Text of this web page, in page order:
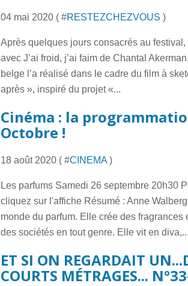
04 mai 2020 ( #RESTEZCHEZVOUS )
Après quelques jours consacrés au
avec J’ai froid, j’ai faim de Chantal
belge l’a réalisé dans le cadre du film à
après », inspiré du projet «...
Cinéma : la
Octobre !
18 août 2020 ( #CINEMA)
Les parfums Samedi 26 septembre 20h30
cliquez sur l'affiche Résumé : Anne
monde du parfum. Elle crée des
des sociétés en tout genre. Elle vit en diva,...
ET SI ON REGARDAIT
COURTS MÉTRAGES...